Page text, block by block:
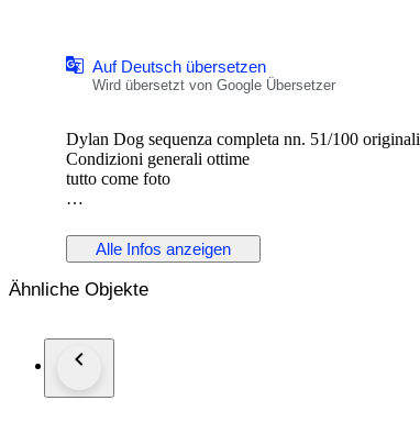
Auf Deutsch übersetzen
Wird übersetzt von Google Übersetzer
Dylan Dog sequenza completa nn. 51/100 originali
Condizioni generali ottime
tutto come foto
Alle Infos anzeigen
Ähnliche Objekte